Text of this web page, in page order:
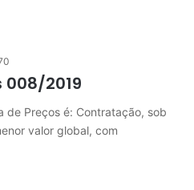
2019
de Preços é: Contratação, sob
valor global, com